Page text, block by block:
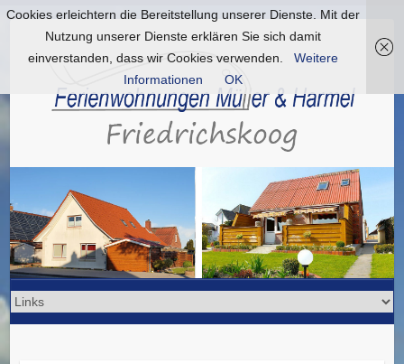
Cookies erleichtern die Bereitstellung unserer Dienste. Mit der
Nutzung unserer Dienste erklären Sie sich damit
einverstanden, dass wir Cookies verwenden.
Weitere
Informationen
OK